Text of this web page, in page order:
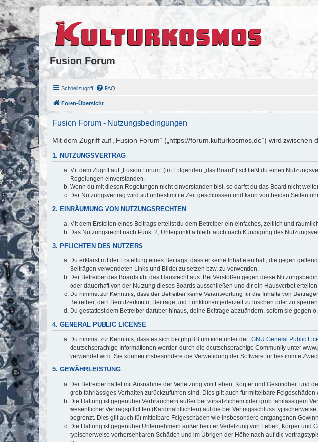
Fusion Forum
Schnellzugriff FAQ
Foren-Übersicht
Fusion Forum - Nutzungsbedingungen
Mit dem Zugriff auf „Fusion Forum“ („https://forum.kulturkosmos.de“) wird
1. NUTZUNGSVERTRAG
Mit dem Zugriff auf „Fusion Forum“ (im Folgenden „das Board“) schließt du einen
Regelungen einverstanden.
Wenn du mit diesen Regelungen nicht einverstanden bist, so darfst du das Board nicht
Der Nutzungsvertrag wird auf unbestimmte Zeit geschlossen und kann von beiden Seiten
2. EINRÄUMUNG VON NUTZUNGSRECHTEN
Mit dem Erstellen eines Beitrags erteilst du dem Betreiber ein einfaches, zeitlich und
Das Nutzungsrecht nach Punkt 2, Unterpunkt a bleibt auch nach Kündigung des
3. PFLICHTEN DES NUTZERS
Du erklärst mit der Erstellung eines Beitrags, dass er keine Inhalte enthält, die gegen
Beiträgen verwendeten Links und Bilder zu setzen bzw. zu verwenden.
Der Betreiber des Boards übt das Hausrecht aus. Bei Verstößen gegen diese
oder dauerhaft von der Nutzung dieses Boards ausschließen und dir ein Hausverbot erteilen.
Du nimmst zur Kenntnis, dass der Betreiber keine Verantwortung für die Inhalte von
Betreiber, dein Benutzerkonto, Beiträge und Funktionen jederzeit zu löschen oder zu
Du gestattest dem Betreiber darüber hinaus, deine Beiträge abzuändern, sofern sie
4. GENERAL PUBLIC LICENSE
Du nimmst zur Kenntnis, dass es sich bei phpBB um eine unter der „ GNU General Public
deutschsprachige Informationen werden durch die deutschsprachige Community unter
verwendet wird. Sie können insbesondere die Verwendung der Software für bestimmte
5. GEWÄHRLEISTUNG
Der Betreiber haftet mit Ausnahme der Verletzung von Leben, Körper und Gesundheit und
grob fahrlässiges Verhalten zurückzuführen sind. Dies gilt auch für mittelbare
Die Haftung ist gegenüber Verbrauchern außer bei vorsätzlichem oder grob fahrlässigem
wesentlicher Vertragspflichten (Kardinalpflichten) auf die bei Vertragsschluss
begrenzt. Dies gilt auch für mittelbare Folgeschäden wie insbesondere entgangenen
Die Haftung ist gegenüber Unternehmern außer bei der Verletzung von Leben, Körper
typischerweise vorhersehbaren Schäden und im Übrigen der Höhe nach auf die